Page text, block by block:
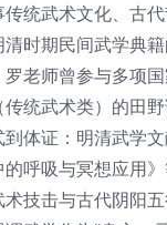
统武术文化、古
时期民间武学典籍
老师曾参与多项
统武术类）的田
体证：明清武学文
的呼吸与冥想应用
技击与古代阴阳